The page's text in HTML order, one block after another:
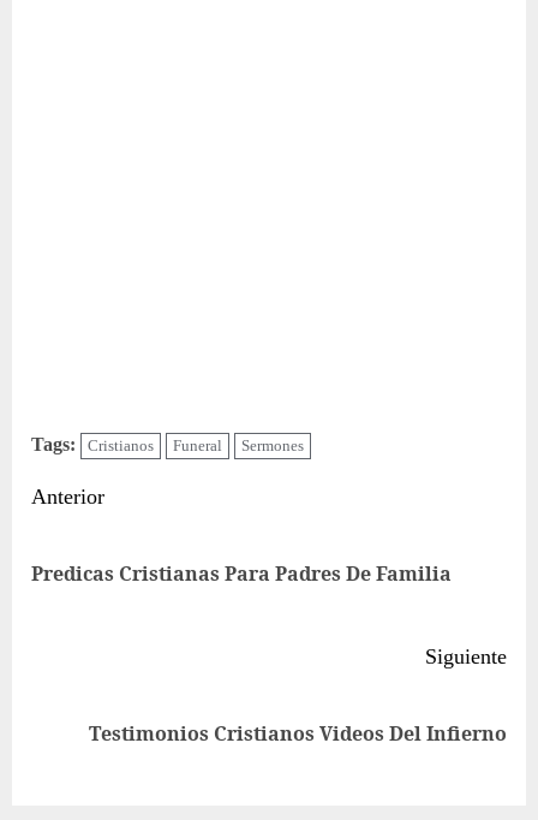
Tags: Cristianos Funeral Sermones
Sigue
Anterior
Predicas Cristianas Para Padres De Familia
Siguiente
SiguienteTestimonios Cristianos Videos Del Infierno